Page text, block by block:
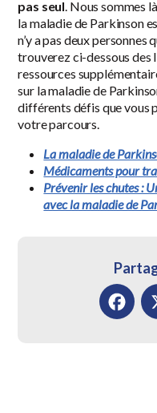
pas seul. Nous sommes
la maladie de Parkinson
n’y a pas deux personnes
trouverez ci-dessous des
ressources
sur la maladie de
différents défis que vous
votre parcours.
La maladie de
Médicaments pour
Prévenir les chutes :
avec la maladie de